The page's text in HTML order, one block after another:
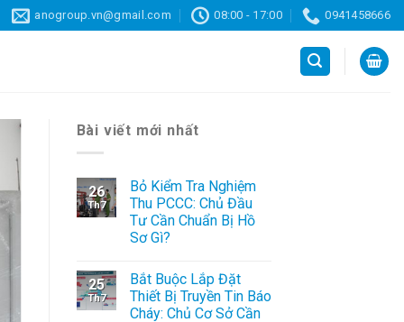
anogroup.vn@gmail.com 08:00 - 17:00 0941458666
Bài viết mới nhất
26
Th7
Bỏ Kiểm Tra Nghiệm
Thu PCCC: Chủ Đầu
Tư Cần Chuẩn Bị Hồ
Sơ Gì?
25
Th7
Bắt Buộc Lắp Đặt
Thiết Bị Truyền Tin Báo
Cháy: Chủ Cơ Sở Cần